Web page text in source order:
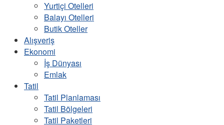
Yurtiçi Otelleri
Balayı Otelleri
Butik Oteller
Alışveriş
Ekonomi
İş Dünyası
Emlak
Tatil
Tatil Planlaması
Tatil Bölgeleri
Tatil Paketleri